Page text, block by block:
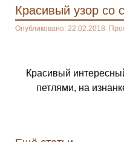
Красивый узор со
Опубликовано: 22.02.2018.
Красивый
петлями, на